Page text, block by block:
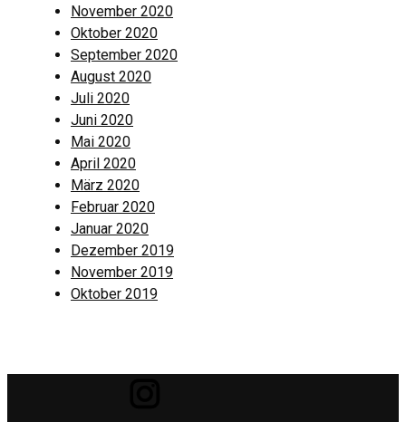
November 2020
Oktober 2020
September 2020
August 2020
Juli 2020
Juni 2020
Mai 2020
April 2020
März 2020
Februar 2020
Januar 2020
Dezember 2019
November 2019
Oktober 2019